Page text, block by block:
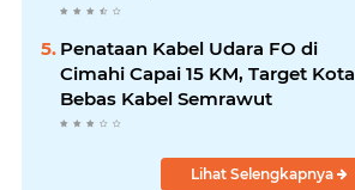
Penataan Kabel Udara FO di
Cimahi Capai 15 KM, Target Kota
Bebas Kabel Semrawut
Lihat Selengkapnya